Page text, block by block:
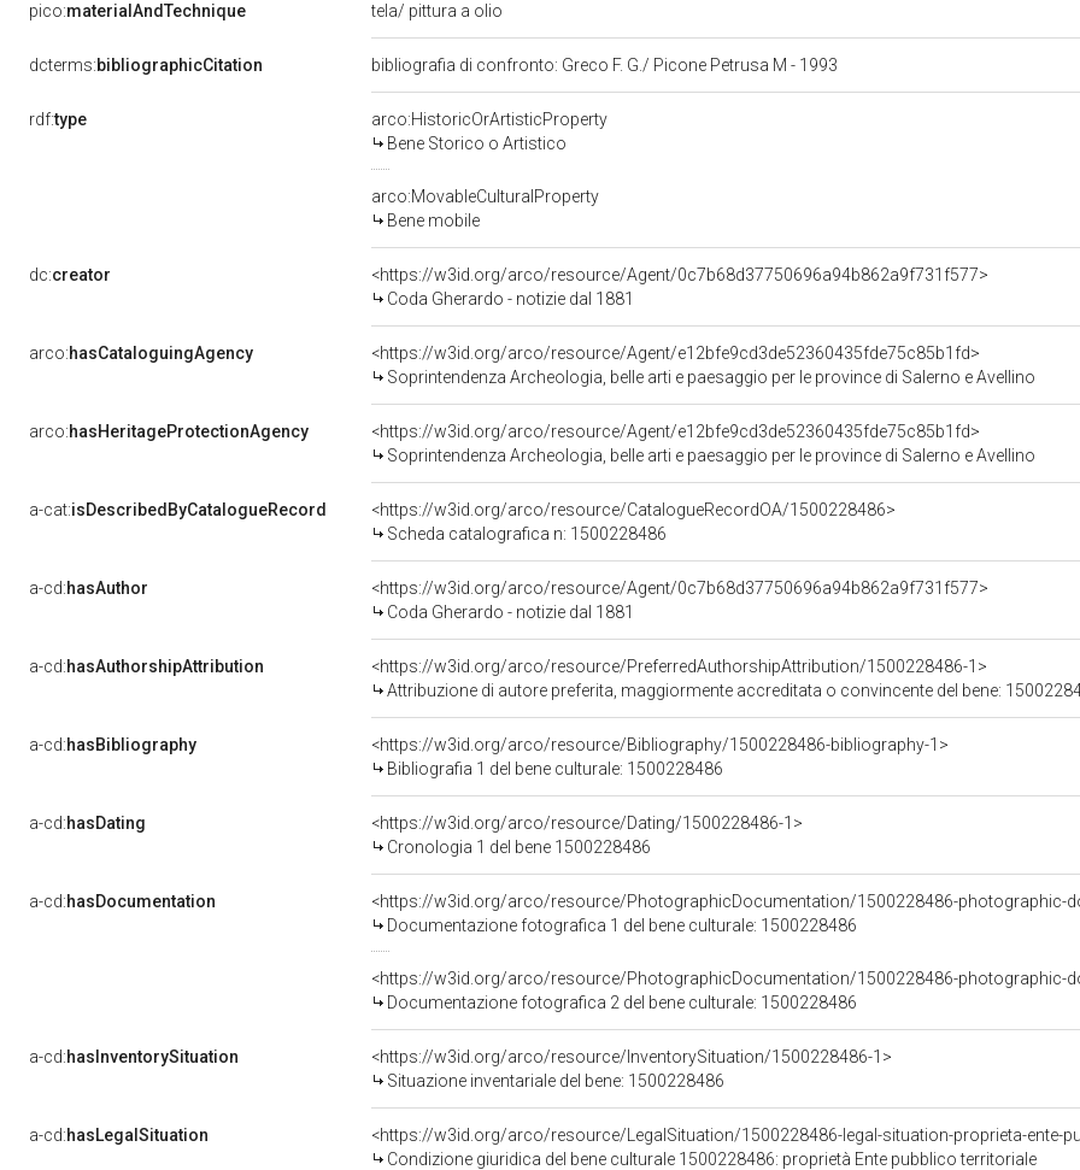
pico:materialAndTechnique tela/ pittura a olio
dcterms:bibliographicCitation bibliografia di confronto: Greco F. G./ Picone Petrusa M - 1993
rdf:type
arco:HistoricOrArtisticProperty
Bene Storico o Artistico
arco:MovableCulturalProperty
Bene mobile
dc:creator
<https://w3id.org/arco/resource/Agent/0c7b68d37750696a94b862a9f731f577>
Coda Gherardo - notizie dal 1881
arco:hasCataloguingAgency
<https://w3id.org/arco/resource/Agent/e12bfe9cd3de52360435fde75c85b1fd>
Soprintendenza Archeologia, belle arti e paesaggio per le province di Salerno e Avellino
arco:hasHeritageProtectionAgency
<https://w3id.org/arco/resource/Agent/e12bfe9cd3de52360435fde75c85b1fd>
Soprintendenza Archeologia, belle arti e paesaggio per le province di Salerno e Avellino
a-cat:isDescribedByCatalogueRecord
<https://w3id.org/arco/resource/CatalogueRecordOA/1500228486>
Scheda catalografica n: 1500228486
a-cd:hasAuthor
<https://w3id.org/arco/resource/Agent/0c7b68d37750696a94b862a9f731f577>
Coda Gherardo - notizie dal 1881
a-cd:hasAuthorshipAttribution
<https://w3id.org/arco/resource/PreferredAuthorshipAttribution/1500228486-1>
Attribuzione di autore preferita, maggiormente accreditata o convincente del bene:
a-cd:hasBibliography
<https://w3id.org/arco/resource/Bibliography/1500228486-bibliography-1>
Bibliografia 1 del bene culturale: 1500228486
a-cd:hasDating
<https://w3id.org/arco/resource/Dating/1500228486-1>
Cronologia 1 del bene 1500228486
a-cd:hasDocumentation
<https://w3id.org/arco/resource/PhotographicDocumentation/1500228486-photographic-
Documentazione fotografica 1 del bene culturale: 1500228486
<https://w3id.org/arco/resource/PhotographicDocumentation/1500228486-photographic-
Documentazione fotografica 2 del bene culturale: 1500228486
a-cd:hasInventorySituation
<https://w3id.org/arco/resource/InventorySituation/1500228486-1>
Situazione inventariale del bene: 1500228486
a-cd:hasLegalSituation
<https://w3id.org/arco/resource/LegalSituation/1500228486-legal-situation-proprieta-ente-
Condizione giuridica del bene culturale 1500228486: proprietà Ente pubblico territoriale